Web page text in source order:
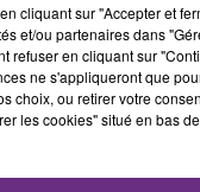
de
cliquant sur "Accepter et
et/ou partenaires dans
refuser en cliquant sur
ne s'appliqueront que
choix, ou retirer votre
les cookies" situé en bas